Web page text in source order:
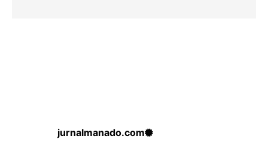
jurnalmanado.com